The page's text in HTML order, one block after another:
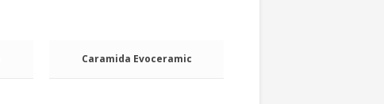
Caramida Evoceramic